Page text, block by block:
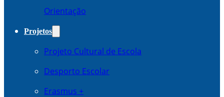
Orientação
Projetos
Projeto Cultural de Escola
Desporto Escolar
Erasmus +